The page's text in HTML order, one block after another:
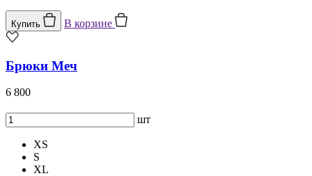
Купить В корзине
Брюки Меч
6 800
шт
XS
S
XL